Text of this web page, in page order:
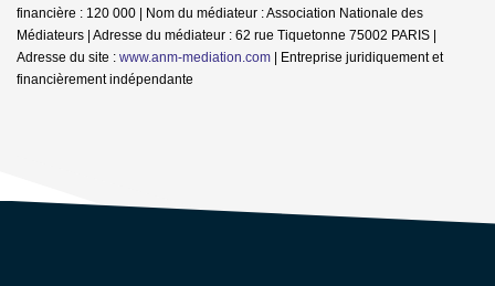
financière : 120 000 | Nom du médiateur : Association Nationale des
Médiateurs | Adresse du médiateur : 62 rue Tiquetonne 75002 PARIS |
Adresse du site : www.anm-mediation.com | Entreprise juridiquement et
financièrement indépendante